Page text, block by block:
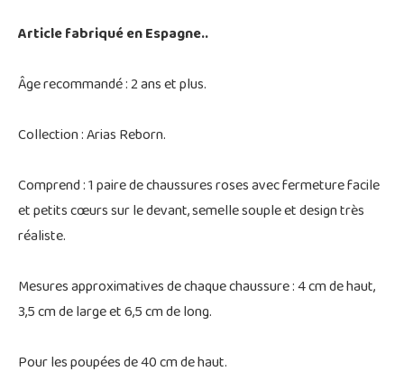
Article fabriqué en Espagne..
Âge recommandé : 2 ans et plus.
Collection : Arias Reborn.
Comprend : 1 paire de chaussures roses avec fermeture facile
et petits cœurs sur le devant, semelle souple et design très
réaliste.
Mesures approximatives de chaque chaussure : 4 cm de haut,
3,5 cm de large et 6,5 cm de long.
Pour les poupées de 40 cm de haut.